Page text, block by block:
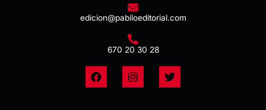
edicion@pabiloeditorial.com
670 20 30 28
F
a
c
I
n
s
T
w
i